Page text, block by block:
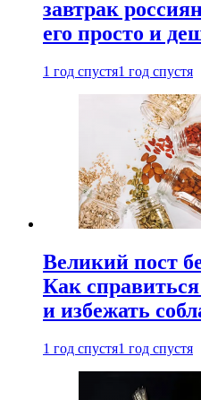
завтрак
его просто и
1 год спустя1 год спустя
Великий пост
Как
и избежать
1 год спустя1 год спустя